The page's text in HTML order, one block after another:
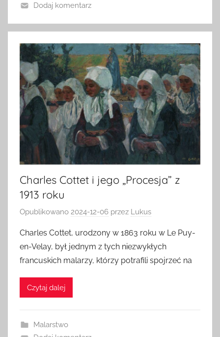
Dodaj komentarz
Charles Cottet i jego „Procesja” z
1913 roku
Opublikowano 2024-12-06 przez Lukus
Charles Cottet, urodzony w 1863 roku w Le Puy-
en-Velay, był jednym z tych niezwykłych
francuskich malarzy, którzy potrafili spojrzeć na
Czytaj dalej
Malarstwo